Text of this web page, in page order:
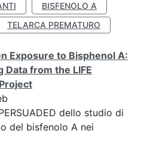
BISFENOLO A
TELARCA PREMATURO
Exposure to Bisphenol A:
Data from the LIFE
dello studio di
del bisfenolo A nei